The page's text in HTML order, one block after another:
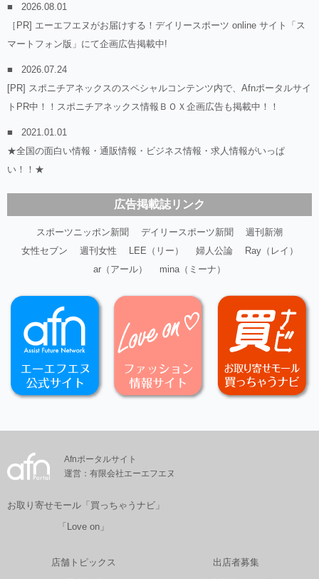
2026.08.01
［PR] エーエフエヌがお届けする！デイリースポーツ online サイト「ス
マートフォン版」にて企画広告掲載中!
2026.07.24
[PR] スポニチアネックスのスペシャルコンテンツ内で、Afnポータルサイ
トPR中！！スポニチアネックス情報ＢＯＸ企画広告も掲載中！！
2021.01.01
★全国の面白い情報・通販情報・ビジネス情報・求人情報がいっぱ
い！！★
広告掲載誌リンク
スポーツニッポン新聞 デイリースポーツ新聞
週刊新潮
女性セブン
週刊女性 LEE（リー） 婦人公論
Ray（レイ）
ar（アール）
mina（ミーナ）
Afnポータルサイト
運営：有限会社エーエフエヌ
お取り寄せモール「買っちゃうナビ」
「Love on」
店舗トピックス
出店者募集